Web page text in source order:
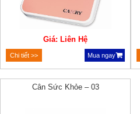
Giá: Liên Hệ
Chi tiết >> Mua ngay
Cân Sức Khỏe – 03